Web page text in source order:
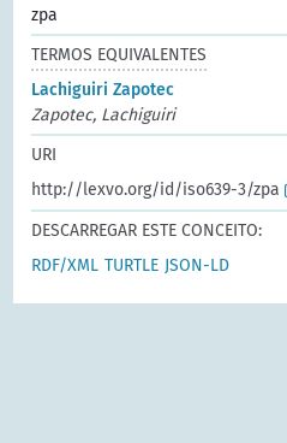
zpa
TERMOS EQUIVALENTES
Lachiguiri Zapotec
Zapotec, Lachiguiri
URI
http://lexvo.org/id/iso639-3/zpa
DESCARREGAR ESTE CONCEITO:
RDF/XML TURTLE JSON-LD